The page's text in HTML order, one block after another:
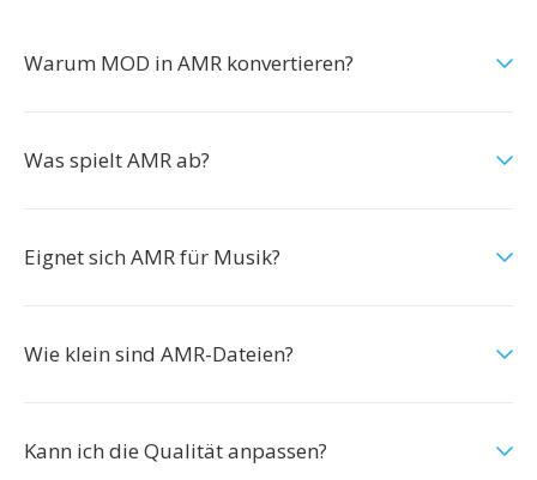
Warum MOD in AMR konvertieren?
Was spielt AMR ab?
Eignet sich AMR für Musik?
Wie klein sind AMR-Dateien?
Kann ich die Qualität anpassen?